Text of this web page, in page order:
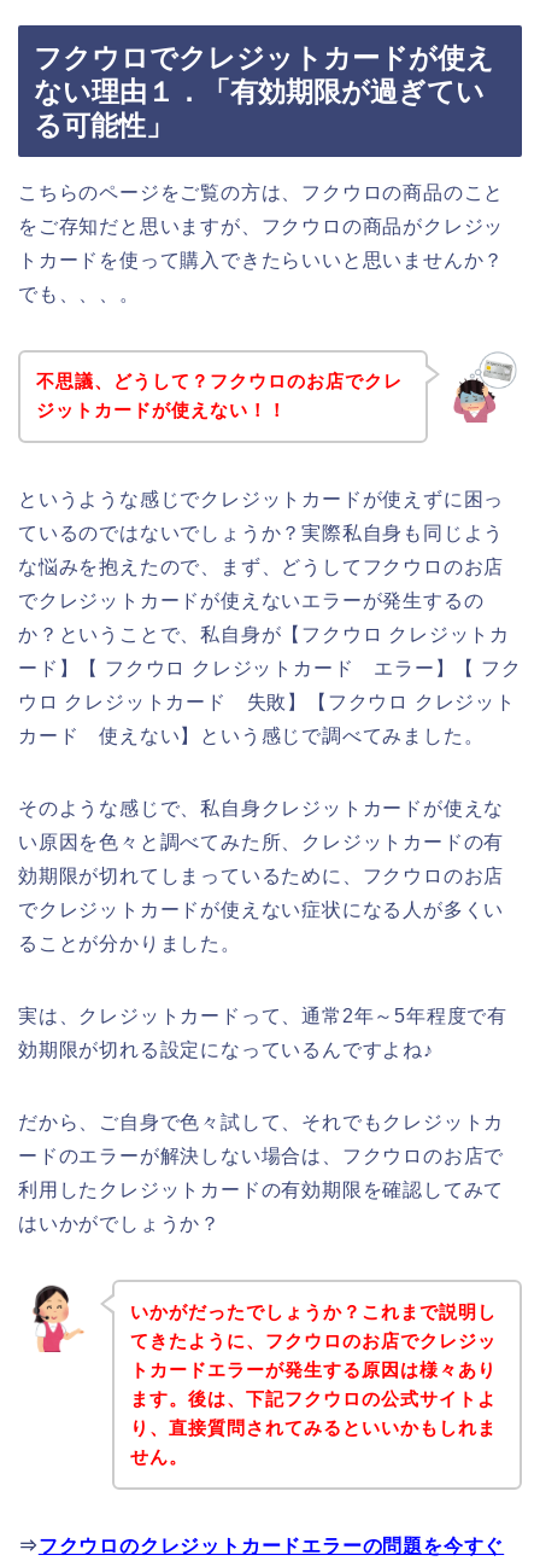
フクウロでクレジットカードが使え
ない理由１．「有効期限が過ぎてい
る可能性」
こちらのページをご覧の方は、フクウロの商品のこと
をご存知だと思いますが、フクウロの商品がクレジッ
トカードを使って購入できたらいいと思いませんか？
でも、、、。
不思議、どうして？フクウロのお店でクレ
ジットカードが使えない！！
というような感じでクレジットカードが使えずに困っ
ているのではないでしょうか？実際私自身も同じよう
な悩みを抱えたので、まず、どうしてフクウロのお店
でクレジットカードが使えないエラーが発生するの
か？ということで、私自身が【フクウロ クレジットカ
ード】【 フクウロ クレジットカード エラー】【 フク
ウロ クレジットカード 失敗】【フクウロ クレジット
カード 使えない】という感じで調べてみました。
そのような感じで、私自身クレジットカードが使えな
い原因を色々と調べてみた所、クレジットカードの有
効期限が切れてしまっているために、フクウロのお店
でクレジットカードが使えない症状になる人が多くい
ることが分かりました。
実は、クレジットカードって、通常2年～5年程度で有
効期限が切れる設定になっているんですよね♪
だから、ご自身で色々試して、それでもクレジットカ
ードのエラーが解決しない場合は、フクウロのお店で
利用したクレジットカードの有効期限を確認してみて
はいかがでしょうか？
いかがだったでしょうか？これまで説明し
てきたように、フクウロのお店でクレジッ
トカードエラーが発生する原因は様々あり
ます。後は、下記フクウロの公式サイトよ
り、直接質問されてみるといいかもしれま
せん。
⇒フクウロのクレジットカードエラーの問題を今すぐ